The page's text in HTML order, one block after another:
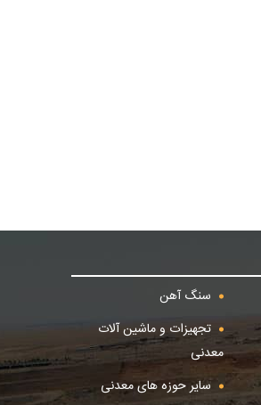
سنگ آهن
تجهیزات و ماشین آلات
معدنی
سایر حوزه های معدنی